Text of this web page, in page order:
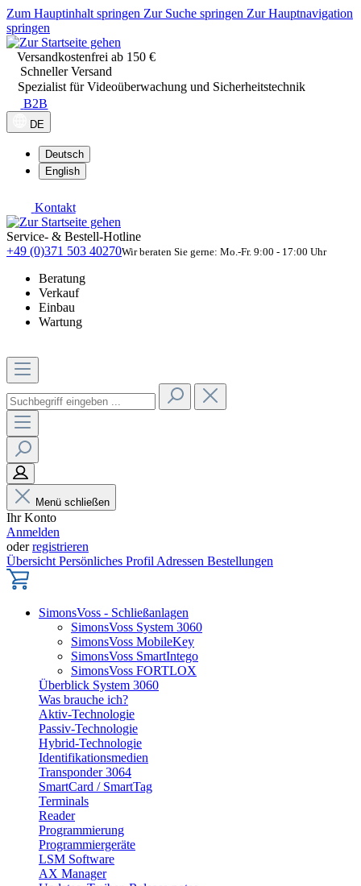
Zum Hauptinhalt springen Zur Suche springen Zur Hauptnavigation
springen
Versandkostenfrei ab 150 €
Schneller Versand
Spezialist für Videoüberwachung und Sicherheitstechnik
B2B
DE
Deutsch
English
Kontakt
Service- & Bestell-Hotline
+49 (0)371 503 40270Wir beraten Sie gerne: Mo.-Fr. 9:00 - 17:00 Uhr
Beratung
Verkauf
Einbau
Wartung
Menü schließen
Ihr Konto
Anmelden
oderregistrieren
Übersicht Persönliches Profil Adressen Bestellungen
SimonsVoss - Schließanlagen
SimonsVoss System 3060
SimonsVoss MobileKey
SimonsVoss SmartIntego
SimonsVoss FORTLOX
Überblick System 3060
Was brauche ich?
Aktiv-Technologie
Passiv-Technologie
Hybrid-Technologie
Identifikationsmedien
Transponder 3064
SmartCard / SmartTag
Terminals
Reader
Programmierung
Programmiergeräte
LSM Software
AX Manager